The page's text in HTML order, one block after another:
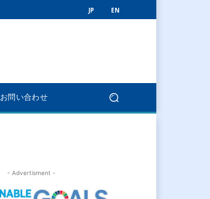
JP EN
お問い合わせ
- Advertisment -